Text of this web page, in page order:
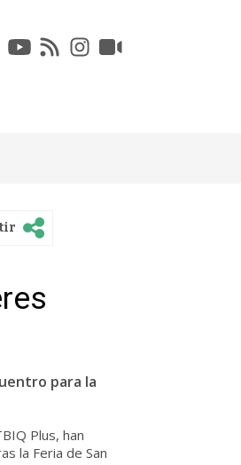
para la
Plus, han
la Feria de San